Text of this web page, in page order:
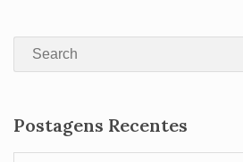
Search
Postagens Recentes